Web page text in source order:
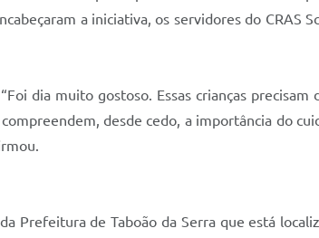
a iniciativa, os servidores do CRAS
dia muito gostoso. Essas crianças precisam
desde cedo, a importância do
Prefeitura de Taboão da Serra que está